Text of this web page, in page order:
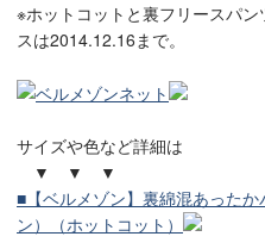
※ホットコットと裏フリースパ
スは2014.12.16まで。
サイズや色など詳細は
▼ ▼ ▼
■【ベルメゾン】裏綿混あった
ン）（ホットコット）